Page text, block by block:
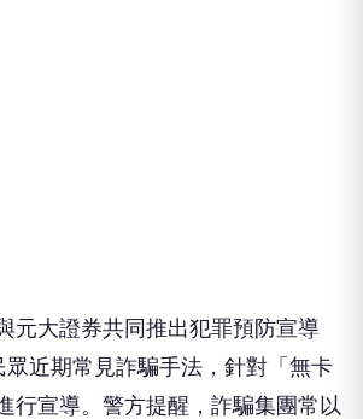
元大證券共同推出犯罪預防宣導
近期常見詐騙手法，針對「無卡
行宣導。警方提醒，詐騙集團常以